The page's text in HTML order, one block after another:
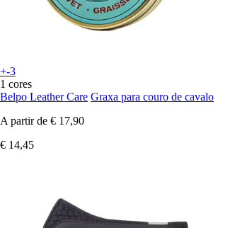
+-3
1 cores
Belpo Leather Care Graxa para couro de cavalo
A partir de € 17,90
€ 14,45